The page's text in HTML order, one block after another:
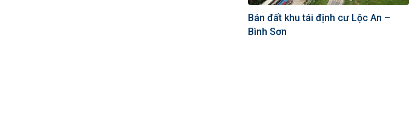
Bán đất khu tái định cư Lộc An –
Bình Sơn